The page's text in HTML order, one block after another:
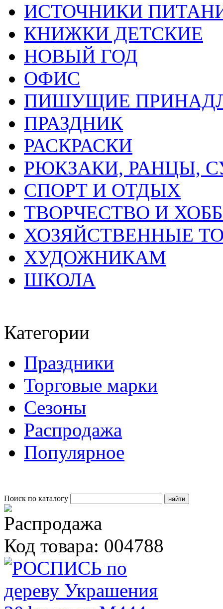
ИСТОЧНИКИ
КНИЖКИ ДЕТСКИЕ
НОВЫЙ ГОД
ОФИС
ПИШУЩИЕ
ПРАЗДНИК
РАСКРАСКИ
РЮКЗАКИ, РАНЦЫ,
СПОРТ И ОТДЫХ
ТВОРЧЕСТВО И
ХОЗЯЙСТВЕННЫЕ
ХУДОЖНИКАМ
ШКОЛА
Категории
Праздники
Торговые марки
Сезоны
Распродажа
Популярное
Поиск по каталогу
Код товара: 004788